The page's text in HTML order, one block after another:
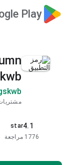
Play
4.1
star
1776 مراجعة